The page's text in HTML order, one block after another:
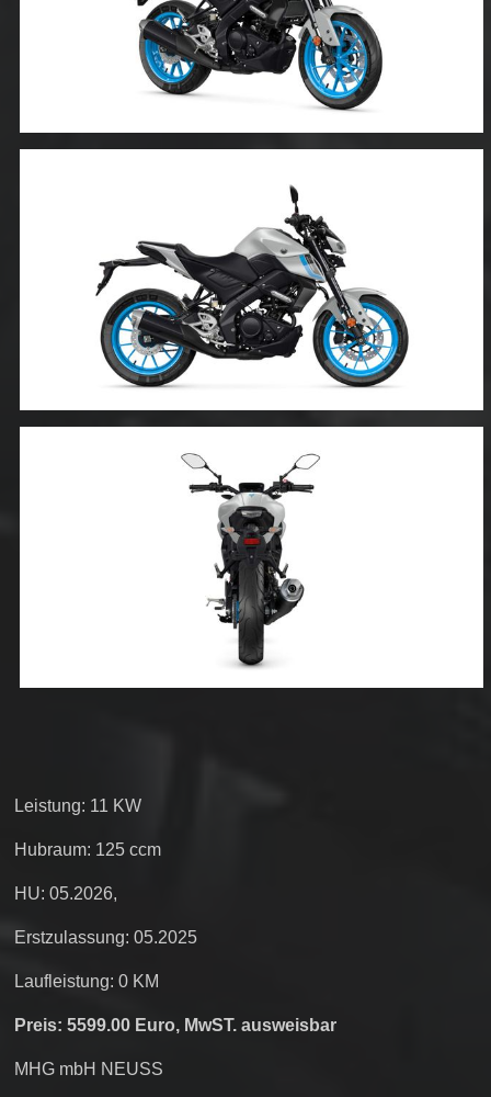
Leistung: 11 KW
Hubraum: 125 ccm
HU: 05.2026,
Erstzulassung: 05.2025
Laufleistung: 0 KM
Preis: 5599.00 Euro, MwST. ausweisbar
MHG mbH NEUSS